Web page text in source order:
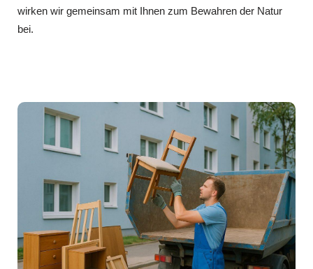
wirken wir gemeinsam mit Ihnen zum Bewahren der Natur
bei.